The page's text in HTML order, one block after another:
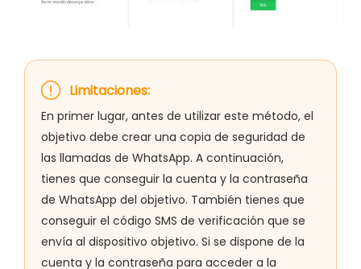
Limitaciones:
En primer lugar, antes de utilizar este método, el
objetivo debe crear una copia de seguridad de
las llamadas de WhatsApp. A continuación,
tienes que conseguir la cuenta y la contraseña
de WhatsApp del objetivo. También tienes que
conseguir el código SMS de verificación que se
envía al dispositivo objetivo. Si se dispone de la
cuenta y la contraseña para acceder a la